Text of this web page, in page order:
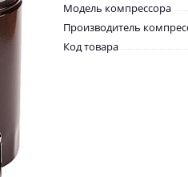
Модель компрессора
Производитель
Код товара